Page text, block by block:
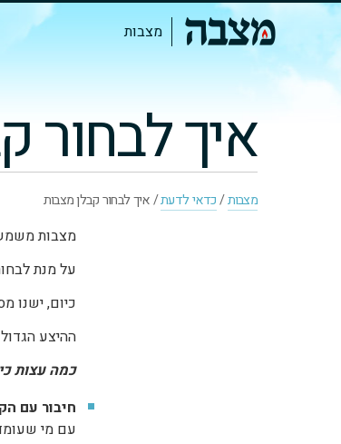
מצבות
איך לבחור
מצבות/כדאי לדעת/איך לבחור קבלן מצבות
מצבות
על מנת
כיום, ישנו
ההיצע
כמה עצות
חיבור עם
עם מי